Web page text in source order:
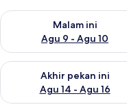
Malam ini
Agu 9 - Agu 10
Periksa ketersediaan
Akhir pekan ini
Agu 14 - Agu 16
Periksa ketersediaan